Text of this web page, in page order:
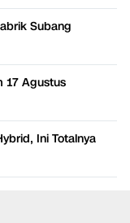
Subang
17 Agustus
Ini Totalnya